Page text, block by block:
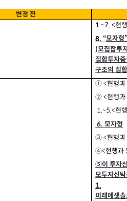
변경 전
1.~7. <현
8. “모자형
(모집합투
집합투자
구조의 집
① <현행과
② <현행과
1.~5.<현
6.모자형
③ <현행과
④<현행과
⑤이 투자
모투자신
1.
미래에셋